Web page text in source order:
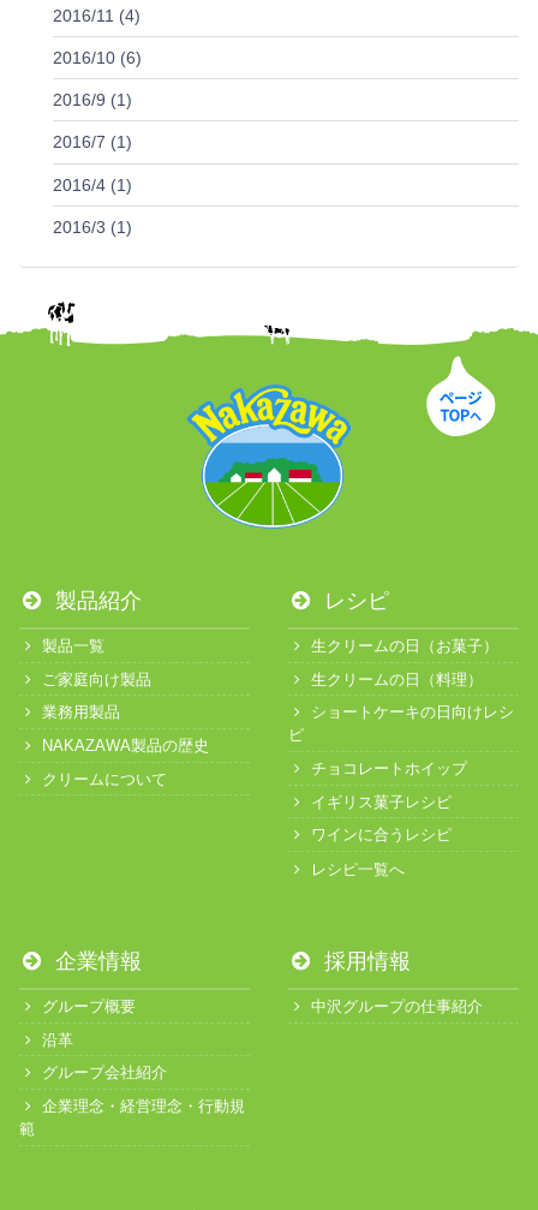
2016/11 (4)
2016/10 (6)
2016/9 (1)
2016/7 (1)
2016/4 (1)
2016/3 (1)
製品紹介
製品一覧
ご家庭向け製品
業務用製品
NAKAZAWA製品の歴史
クリームについて
レシピ
生クリームの日（お菓子）
生クリームの日（料理）
ショートケーキの日向けレシ
ピ
チョコレートホイップ
イギリス菓子レシピ
ワインに合うレシピ
レシピ一覧へ
企業情報
グループ概要
沿革
グループ会社紹介
企業理念・経営理念・行動規
範
採用情報
中沢グループの仕事紹介